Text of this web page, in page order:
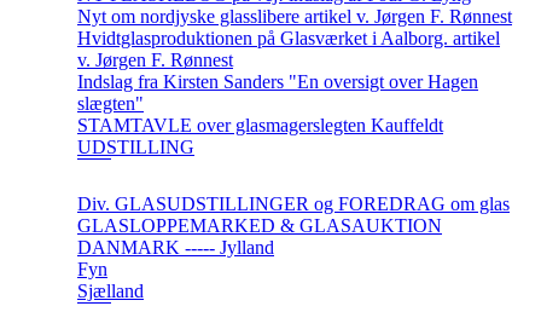
Nyt om nordjyske glasslibere artikel v. Jørgen F. Rønnest
Hvidtglasproduktionen på Glasværket i Aalborg. artikel
v. Jørgen F. Rønnest
Indslag fra Kirsten Sanders "En oversigt over Hagen
slægten"
STAMTAVLE over glasmagerslegten Kauffeldt
UDSTILLING
Div. GLASUDSTILLINGER og FOREDRAG om glas
GLASLOPPEMARKED & GLASAUKTION
DANMARK ----- Jylland
Fyn
Sjælland